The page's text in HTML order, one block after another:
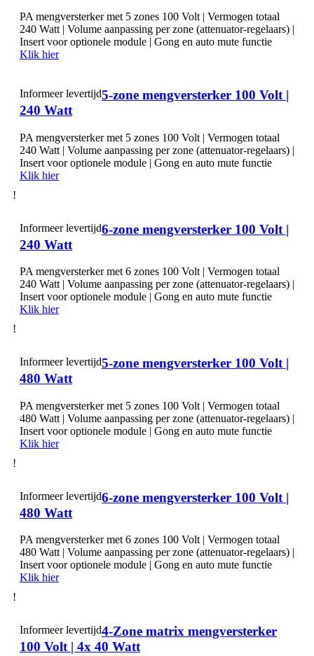
PA mengversterker met 5 zones 100 Volt | Vermogen totaal
240 Watt | Volume aanpassing per zone (attenuator-regelaars) |
Insert voor optionele module | Gong en auto mute functie
Klik hier
Informeer levertijd5-zone mengversterker 100 Volt |
240 Watt
PA mengversterker met 5 zones 100 Volt | Vermogen totaal
240 Watt | Volume aanpassing per zone (attenuator-regelaars) |
Insert voor optionele module | Gong en auto mute functie
Klik hier
!
Informeer levertijd6-zone mengversterker 100 Volt |
240 Watt
PA mengversterker met 6 zones 100 Volt | Vermogen totaal
240 Watt | Volume aanpassing per zone (attenuator-regelaars) |
Insert voor optionele module | Gong en auto mute functie
Klik hier
!
Informeer levertijd5-zone mengversterker 100 Volt |
480 Watt
PA mengversterker met 5 zones 100 Volt | Vermogen totaal
480 Watt | Volume aanpassing per zone (attenuator-regelaars) |
Insert voor optionele module | Gong en auto mute functie
Klik hier
!
Informeer levertijd6-zone mengversterker 100 Volt |
480 Watt
PA mengversterker met 6 zones 100 Volt | Vermogen totaal
480 Watt | Volume aanpassing per zone (attenuator-regelaars) |
Insert voor optionele module | Gong en auto mute functie
Klik hier
!
Informeer levertijd4-Zone matrix mengversterker
100 Volt | 4x 40 Watt